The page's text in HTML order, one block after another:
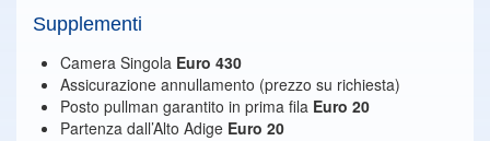
Supplementi
Camera Singola Euro 430
Assicurazione annullamento (prezzo su richiesta)
Posto pullman garantito in prima fila Euro 20
Partenza dall’Alto Adige Euro 20